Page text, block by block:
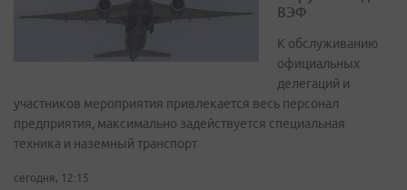
ВЭФ
К обслуживанию
официальных
делегаций и
участников мероприятия привлекается весь персонал
предприятия, максимально задействуется специальная
техника и наземный транспорт
сегодня, 12:15